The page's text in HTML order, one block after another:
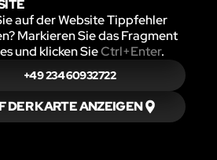
auf der Website Tippfehler
Markieren Sie das Fragment
und klicken SieCtrl+Enter.
+49 234 60932722
DER KARTE ANZEIGEN